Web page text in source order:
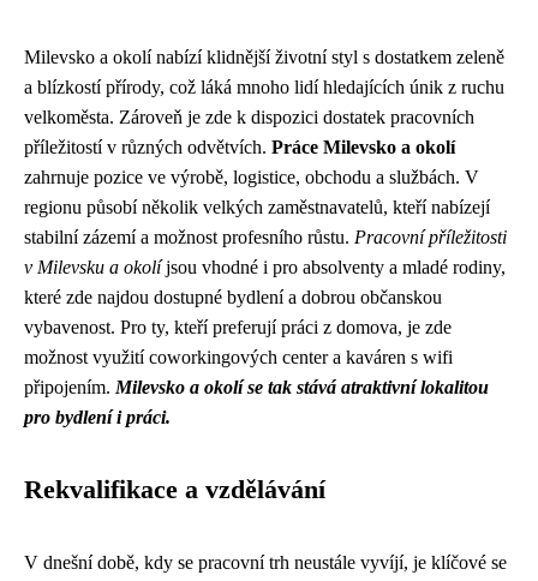
Milevsko a okolí nabízí klidnější životní styl s dostatkem zeleně
a blízkostí přírody, což láká mnoho lidí hledajících únik z ruchu
velkoměsta. Zároveň je zde k dispozici dostatek pracovních
příležitostí v různých odvětvích. Práce Milevsko a okolí
zahrnuje pozice ve výrobě, logistice, obchodu a službách. V
regionu působí několik velkých zaměstnavatelů, kteří nabízejí
stabilní zázemí a možnost profesního růstu. Pracovní příležitosti
v Milevsku a okolíjsou vhodné i pro absolventy a mladé rodiny,
které zde najdou dostupné bydlení a dobrou občanskou
vybavenost. Pro ty, kteří preferují práci z domova, je zde
možnost využití coworkingových center a kaváren s wifi
připojením. Milevsko a okolí se tak stává atraktivní lokalitou
pro bydlení i práci.
Rekvalifikace a vzdělávání
V dnešní době, kdy se pracovní trh neustále vyvíjí, je klíčové se